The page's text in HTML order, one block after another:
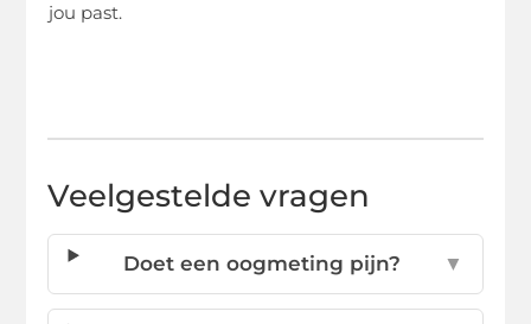
jou past.
Veelgestelde vragen
Doet een oogmeting pijn? ▼